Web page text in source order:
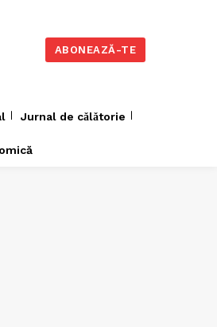
ABONEAZĂ-TE
Jurnal de cǎlǎtorie